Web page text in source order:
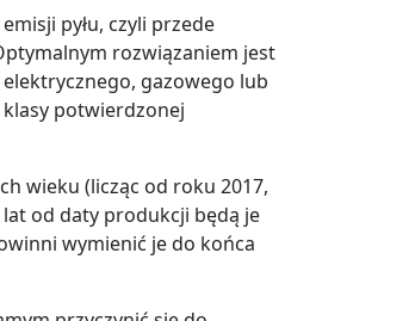
pyłu, czyli przede
rozwiązaniem jest
elektrycznego, gazowego lub
klasy potwierdzonej
wieku (licząc od roku 2017,
lat od daty produkcji będą je
wymienić je do końca